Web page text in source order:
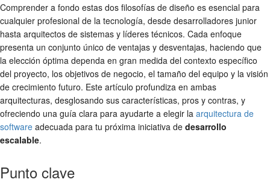
Comprender a fondo estas dos filosofías de diseño es esencial para
cualquier profesional de la tecnología, desde desarrolladores junior
hasta arquitectos de sistemas y líderes técnicos. Cada enfoque
presenta un conjunto único de ventajas y desventajas, haciendo que
la elección óptima dependa en gran medida del contexto específico
del proyecto, los objetivos de negocio, el tamaño del equipo y la visión
de crecimiento futuro. Este artículo profundiza en ambas
arquitecturas, desglosando sus características, pros y contras, y
ofreciendo una guía clara para ayudarte a elegir la arquitectura de
software adecuada para tu próxima iniciativa de desarrollo
escalable.
Punto clave